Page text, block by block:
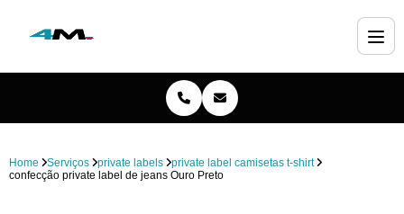
Home Serviços private labels
private label camisetas t-shirt
confecção private label de jeans Ouro Preto